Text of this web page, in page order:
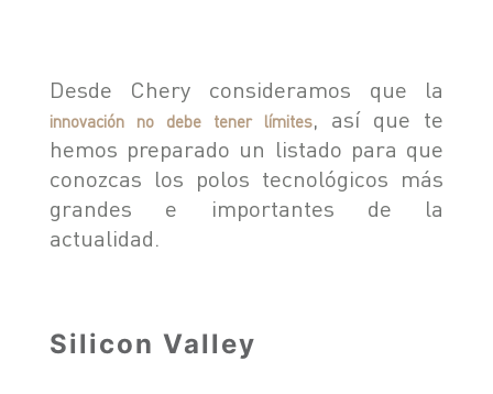
Desde Chery consideramos que la
innovación no debe tener límites, así que te
hemos preparado un listado para que
conozcas los polos tecnológicos más
grandes e importantes de la
actualidad.
Silicon Valley